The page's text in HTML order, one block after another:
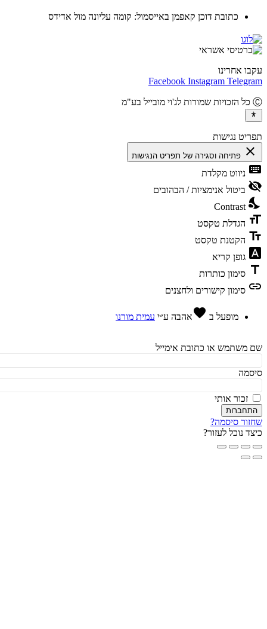
כתובת דוכן קאפמן באייסמול: קומה עליונה מול אדידס
אחרינו
Facebook Instagram
נגישות
פתיחה וסגירה של תפריט הנגישות
ניווט מקלדת
ביטול אנימציות / הבהובים
Contrast
הגדלת טקסט
הקטנת טקסט
גופן קריא
סימון כותרות
סימון קישורים ולחצנים
מופעל בfavorite אהבהע״י עמית מורנו
או כתובת אימייל
זכור אותי
סיסמה?
נוכל לעזור?